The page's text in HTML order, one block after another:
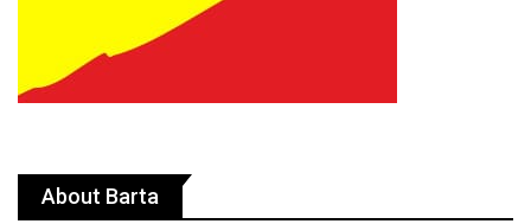
About Barta